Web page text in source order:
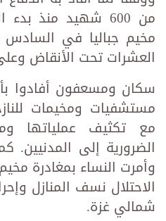
من 600 شهيد منذ
مخيم جباليا في السادس
العشرات تحت الأنقاض
سكان ومسعفون أفادوا
مستشفيات ومخيمات
مع تكثيف عملياتها
الضرورية إلى المدنيين.
وأمرت النساء بمغادرة
الاحتلال نسف المنازل
شمالي غزة.